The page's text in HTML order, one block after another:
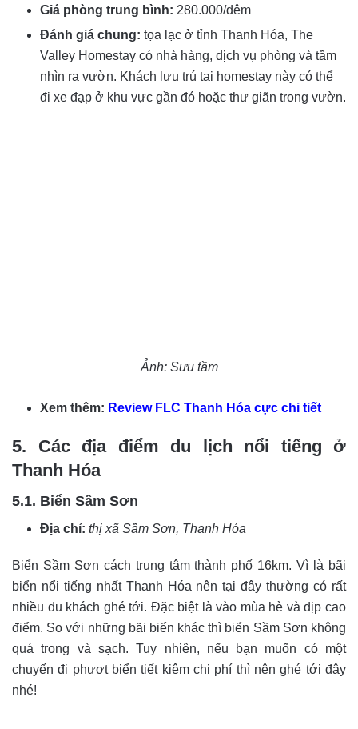
Giá phòng trung bình: 280.000/đêm
Đánh giá chung: tọa lạc ở tỉnh Thanh Hóa, The
Valley Homestay có nhà hàng, dịch vụ phòng và tầm
nhìn ra vườn. Khách lưu trú tại homestay này có thể
đi xe đạp ở khu vực gần đó hoặc thư giãn trong vườn.
Ảnh: Sưu tầm
Xem thêm: Review FLC Thanh Hóa cực chi tiết
5. Các địa điểm du lịch nổi tiếng ở
Thanh Hóa
5.1. Biển Sầm Sơn
Địa chỉ: thị xã Sầm Sơn, Thanh Hóa
Biển Sầm Sơn cách trung tâm thành phố 16km. Vì là bãi
biển nổi tiếng nhất Thanh Hóa nên tại đây thường có rất
nhiều du khách ghé tới. Đặc biệt là vào mùa hè và dịp cao
điểm. So với những bãi biển khác thì biển Sầm Sơn không
quá trong và sạch. Tuy nhiên, nếu bạn muốn có một
chuyến đi phượt biển tiết kiệm chi phí thì nên ghé tới đây
nhé!